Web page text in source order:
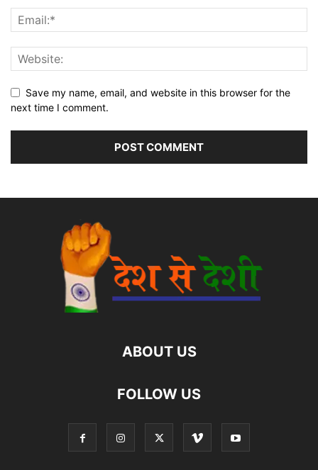
Save my name, email, and website in this browser for the
next time I comment.
ABOUT US
FOLLOW US